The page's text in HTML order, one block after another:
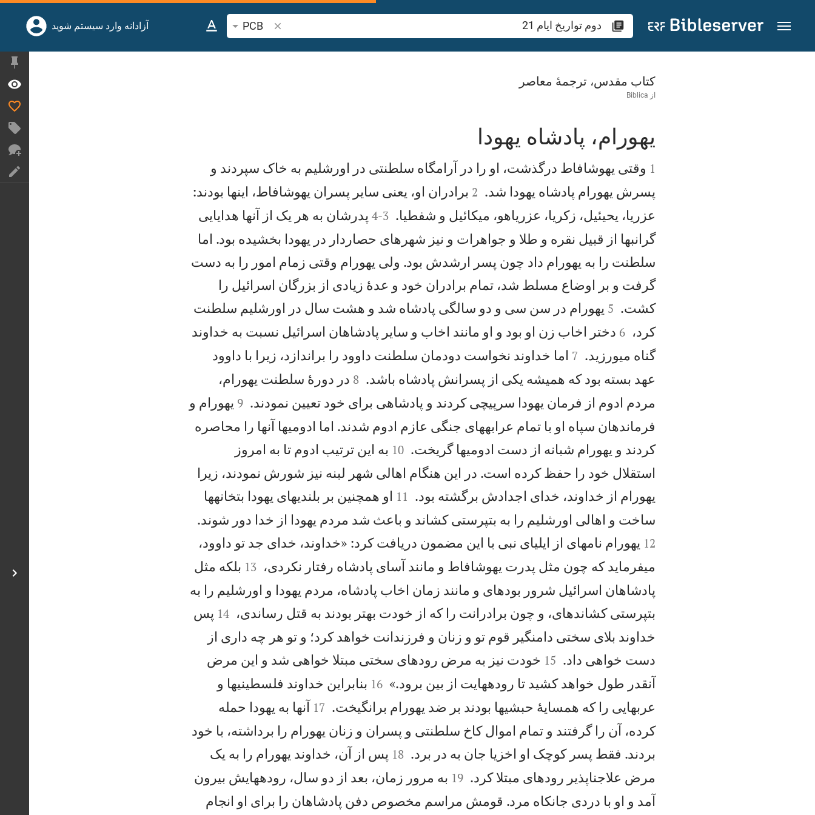
جستجوی آیه یا کلمه کتاب مقدس
PCB آزادانه وارد سیستم شوید
دوم‌ تواريخ‌ ايام‌ 21
کتاب مقدس، ترجمۀ معاصر
از Biblica

يهورام، پادشاه يهودا
1 وقتی يهوشافاط درگذشت، او را در آرامگاه سلطنتی در اورشليم به خاک سپردند و
پسرش يهورام پادشاه يهودا شد.

2 برادران او، يعنی ساير پسران يهوشافاط، اينها بودند:
عزريا، يحیئيل، زكريا، عزرياهو، ميكائيل و شفطيا.

3
-
4 پدرشان به هر يک از آنها هدايايی
گرانبها از قبيل نقره و طلا و جواهرات و نيز شهرهای حصاردار در يهودا بخشيده بود. اما
سلطنت را به يهورام داد چون پسر ارشدش بود. ولی يهورام وقتی زمام امور را به دست
گرفت و بر اوضاع مسلط شد، تمام برادران خود و عدهٔ زيادی از بزرگان اسرائيل را
كشت.

5 يهورام در سن سی و دو سالگی پادشاه شد و هشت سال در اورشليم سلطنت
كرد، 

6 دختر اخاب زن او بود و او مانند اخاب و ساير پادشاهان اسرائيل نسبت به خداوند
گناه میورزيد.

7 اما خداوند نخواست دودمان سلطنت داوود را براندازد، زيرا با داوود
عهد بسته بود كه هميشه يكی از پسرانش پادشاه باشد.

8 در دورهٔ سلطنت يهورام،
مردم ادوم از فرمان يهودا سرپيچی كردند و پادشاهی برای خود تعيين نمودند.

9 يهورام و
فرماندهان سپاه او با تمام عرابههای جنگی عازم ادوم شدند. اما ادومیها آنها را محاصره
كردند و يهورام شبانه از دست ادومیها گريخت.

10 به اين ترتيب ادوم تا به امروز
استقلال خود را حفظ كرده است. در اين هنگام اهالی شهر لبنه نيز شورش نمودند، زيرا
يهورام از خداوند، خدای اجدادش برگشته بود.

11 او همچنين بر بلنديهای يهودا بتخانهها
ساخت و اهالی اورشليم را به بتپرستی كشاند و باعث شد مردم يهودا از خدا دور شوند.
12 يهورام نامهای از ايليای نبی با اين مضمون دريافت كرد: «خداوند، خدای جد تو داوود،
میفرمايد كه چون مثل پدرت يهوشافاط و مانند آسای پادشاه رفتار نكردی، 

13 بلكه مثل
پادشاهان اسرائيل شرور بودهای و مانند زمان اخاب پادشاه، مردم يهودا و اورشليم را به
بتپرستی كشاندهای، و چون برادرانت را كه از خودت بهتر بودند به قتل رساندی، 

14 پس
خداوند بلای سختی دامنگير قوم تو و زنان و فرزندانت خواهد كرد؛ و تو هر چه داری از
دست خواهی داد.

15 خودت نيز به مرض رودهای سختی مبتلا خواهی شد و اين مرض
آنقدر طول خواهد كشيد تا رودههايت از بين برود.»

16 بنابراين خداوند فلسطينیها و
عربهايی را كه همسايهٔ حبشیها بودند بر ضد يهورام برانگيخت.

17 آنها به يهودا حمله
كرده، آن را گرفتند و تمام اموال كاخ سلطنتی و پسران و زنان يهورام را برداشته، با خود
بردند. فقط پسر كوچک او اخزيا جان به در برد.

18 پس از آن، خداوند يهورام را به يک
مرض علاجناپذير رودهای مبتلا كرد.

19 به مرور زمان، بعد از دو سال، رودههايش بيرون
آمد و او با دردی جانكاه مرد. قومش مراسم مخصوص دفن پادشاهان را برای او انجام